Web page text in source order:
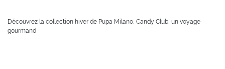
Découvrez la collection hiver de Pupa Milano, Candy Club, un voyage
gourmand